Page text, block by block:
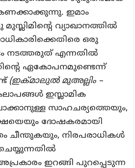
ഇമാം
വ്യാഖാനത്തിൽ
ഒരു
നടത്തരുത് എന്നതിൽ
ഏകോപനമുണ്ടെന്ന്
(ഇക്മാലുൽ മുഅല്ലിം –
ഇസ്ലാമിക
സാഹചര്യത്തെയും,
ദോഷകരമായി
ചീന്തുകയും, നിരപരാധികൾ
ഇറങ്ങി പുറപ്പെടുന്ന